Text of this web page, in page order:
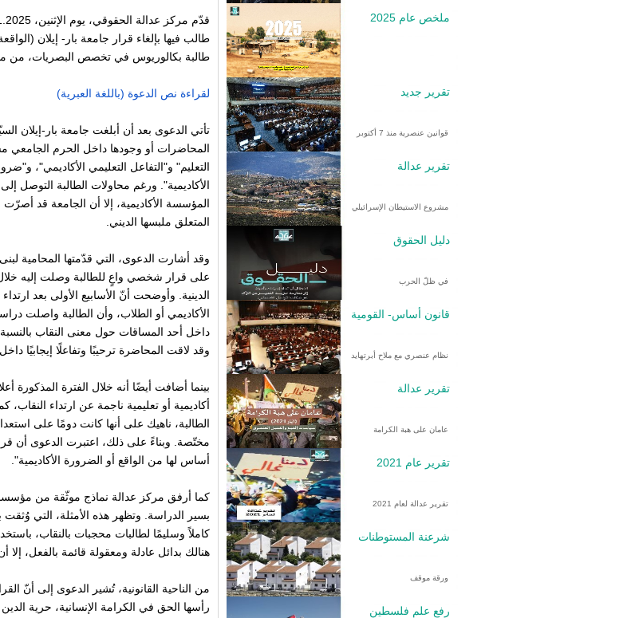
ملخص عام 2025
تقرير جديد
قوانين عنصرية منذ 7 أكتوبر
تقرير عدالة
مشروع الاستيطان الإسرائيلي
دليل الحقوق
في ظلّ الحرب
قانون أساس- القومية
نظام عنصري مع ملاح أبرتهايد
تقرير عدالة
عامان على هبة الكرامة
تقرير عام 2021
تقرير عدالة لعام 2021
شرعنة المستوطنات
ورقة موقف
رفع علم فلسطين
طالب فيها بإلغاء قرار جامعة بار- إيلان
طالبة بكالوريوس في تخصص البصريات، من
لقراءة نص الدعوة (باللغة العبرية)
المحاضرات أو وجودها داخل الحرم الجامعي
التعليم" و"التفاعل التعليمي الأكاديمي"،
الأكاديمية". ورغم محاولات الطالبة التوصل
المؤسسة الأكاديمية، إلا أن الجامعة قد
المتعلق ملبسها الديني.
وقد أشارت الدعوى، التي قدّمتها المحامية
على قرار شخصي واعٍ للطالبة وصلت إليه خلال
الدينية. وأوضحت أنّ الأسابيع الأولى بعد
الأكاديمي أو الطلاب، وأن الطالبة واصلت
داخل أحد المساقات حول معنى النقاب بالنسبة
وقد لاقت المحاضرة ترحيبًا وتفاعلًا إيجابيًا
بينما أضافت أيضًا أنه خلال الفترة
أكاديمية أو تعليمية ناجمة عن ارتداء
الطالبة، ناهيك على أنها كانت دومًا على
مختّصة. وبناءً على ذلك، اعتبرت الدعوى أن
أساس لها من الواقع أو الضرورة الأكاديمية".
كما أرفق مركز عدالة نماذج موثّقة من
بسير الدراسة. وتظهر هذه الأمثلة، التي
كاملاً وسليمًا لطالبات محجبات بالنقاب،
هنالك بدائل عادلة ومعقولة قائمة بالفعل،
من الناحية القانونية، تُشير الدعوى إلى
رأسها الحق في الكرامة الإنسانية، حرية